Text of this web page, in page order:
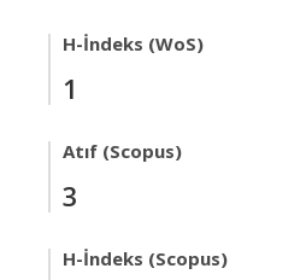
H-İndeks (WoS)
1
Atıf (Scopus)
3
H-İndeks (Scopus)